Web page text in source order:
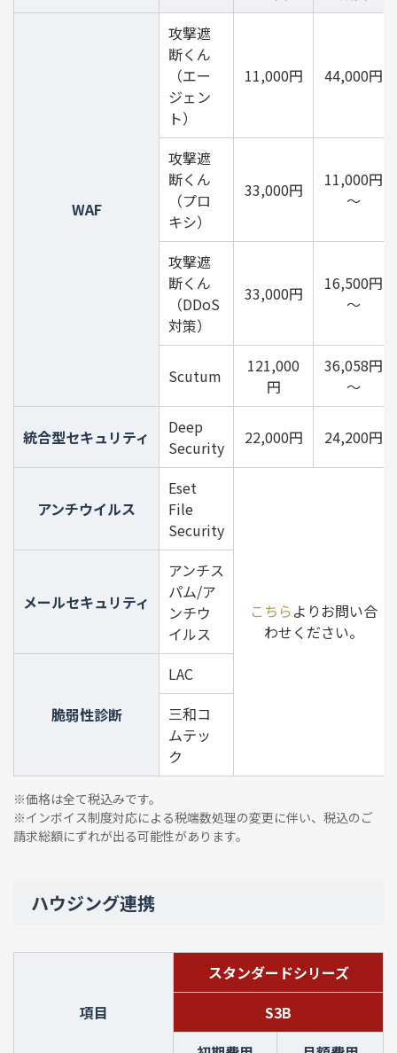
WAF
攻撃遮
断くん
（エー
ジェン
ト）
11,000円 44,000円
攻撃遮
断くん
（プロ
キシ）
33,000円
11,000円
～
攻撃遮
断くん
（DDoS
対策）
33,000円
16,500円
～
Scutum
121,000
円
36,058円
～
統合型セキュリティ
Deep
Security
22,000円 24,200円
アンチウイルス
Eset
File
Security
こちらよりお問い合
わせください。
メールセキュリティ
アンチス
パム/ア
ンチウ
イルス
脆弱性診断
LAC
三和コ
ムテッ
ク
※価格は全て税込みです。
※インボイス制度対応による税端数処理の変更に伴い、税込のご
請求総額にずれが出る可能性があります。
ハウジング連携
項目
スタンダードシリーズ
S3B